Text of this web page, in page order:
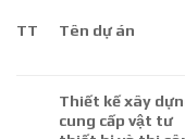
TT Tên dự án
Thiết kế xây
cung cấp vật tư